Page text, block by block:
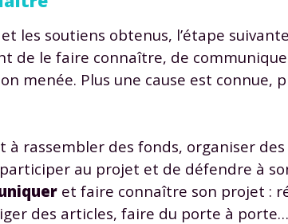
les soutiens obtenus, l’étape
de le faire connaître, de
menée. Plus une cause est connue,
rassembler des fonds, organiser
participer au projet et de défendre à
et faire connaître son projet :
des articles, faire du porte à
données personnelles et pour exercer vos droits,
charte